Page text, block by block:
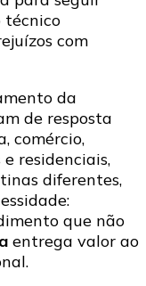
técnico
com
da
de resposta
comércio,
residenciais,
diferentes,
que não
entrega valor ao